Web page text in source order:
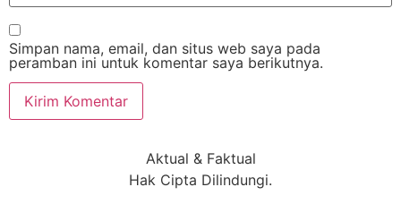
Simpan nama, email, dan situs web saya pada
peramban ini untuk komentar saya berikutnya.
Aktual & Faktual
Hak Cipta Dilindungi.